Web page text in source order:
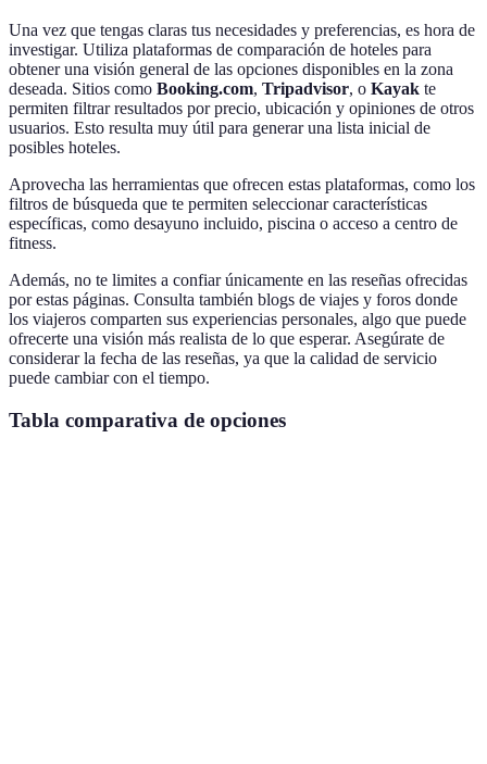
Una vez que tengas claras tus necesidades y preferencias, es hora de
investigar. Utiliza plataformas de comparación de hoteles para
obtener una visión general de las opciones disponibles en la zona
deseada. Sitios como Booking.com, Tripadvisor, o Kayak te
permiten filtrar resultados por precio, ubicación y opiniones de otros
usuarios. Esto resulta muy útil para generar una lista inicial de
posibles hoteles.
Aprovecha las herramientas que ofrecen estas plataformas, como los
filtros de búsqueda que te permiten seleccionar características
específicas, como desayuno incluido, piscina o acceso a centro de
fitness.
Además, no te limites a confiar únicamente en las reseñas ofrecidas
por estas páginas. Consulta también blogs de viajes y foros donde
los viajeros comparten sus experiencias personales, algo que puede
ofrecerte una visión más realista de lo que esperar. Asegúrate de
considerar la fecha de las reseñas, ya que la calidad de servicio
puede cambiar con el tiempo.
Tabla comparativa de opciones